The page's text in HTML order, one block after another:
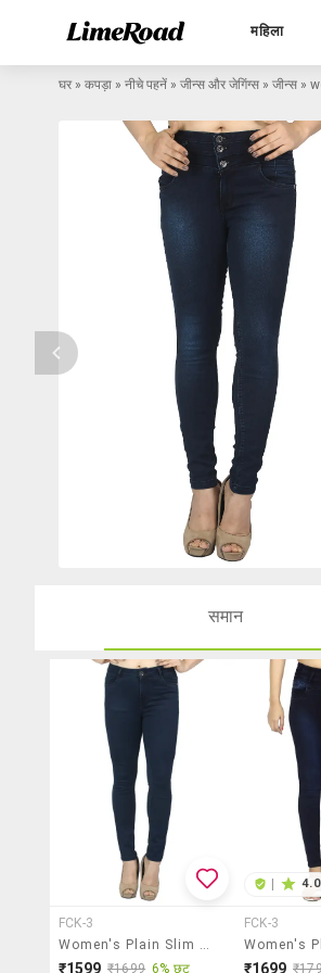
महिला
घर » कपड़ा » नीचे पहनें » जीन्स और जेगिंग्स » जीन्स »
समान
FCK-3
Women's Plain Slim Fit Jeans
₹1599 ₹1699 6% छूट
4.0
FCK-3
₹1699